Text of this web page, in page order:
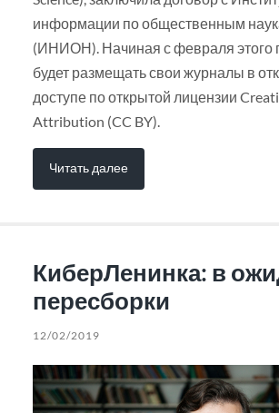
информации по общественным
(ИНИОН). Начиная с февраля
будет размещать свои журналы в
доступе по открытой лицензии
Attribution (CC BY).
Читать далее
КиберЛенинка: в
пересборки
12/02/2019